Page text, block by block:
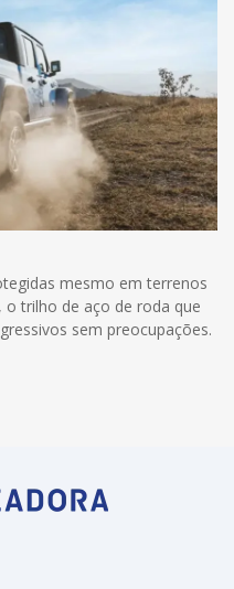
mesmo em terrenos
o trilho de aço de roda que
sem preocupações.